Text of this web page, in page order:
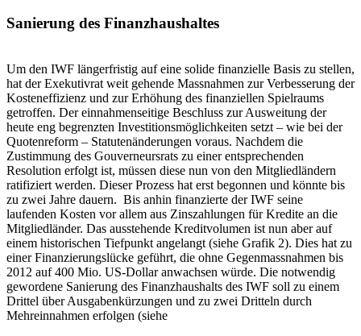
Sanierung des Finanzhaushaltes
Um den IWF längerfristig auf eine solide finanzielle Basis zu stellen,
hat der Exekutivrat weit gehende Massnahmen zur Verbesserung der
Kosteneffizienz und zur Erhöhung des finanziellen Spielraums
getroffen. Der einnahmenseitige Beschluss zur Ausweitung der
heute eng begrenzten Investitionsmöglichkeiten setzt – wie bei der
Quotenreform – Statutenänderungen voraus. Nachdem die
Zustimmung des Gouverneursrats zu einer entsprechenden
Resolution erfolgt ist, müssen diese nun von den Mitgliedländern
ratifiziert werden. Dieser Prozess hat erst begonnen und könnte bis
zu zwei Jahre dauern. Bis anhin finanzierte der IWF seine
laufenden Kosten vor allem aus Zinszahlungen für Kredite an die
Mitgliedländer. Das ausstehende Kreditvolumen ist nun aber auf
einem historischen Tiefpunkt angelangt (siehe Grafik 2). Dies hat zu
einer Finanzierungslücke geführt, die ohne Gegenmassnahmen bis
2012 auf 400 Mio. US-Dollar anwachsen würde. Die notwendig
gewordene Sanierung des Finanzhaushalts des IWF soll zu einem
Drittel über Ausgabenkürzungen und zu zwei Dritteln durch
Mehreinnahmen erfolgen (siehe